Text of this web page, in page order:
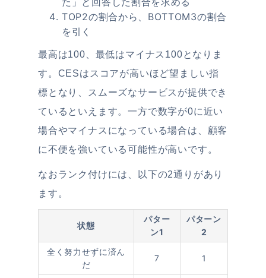
TOP2の割合から、BOTTOM3の割合
を引く
最高は100、最低はマイナス100となりま
す。CESはスコアが高いほど望ましい指
標となり、スムーズなサービスが提供でき
ているといえます。一方で数字が0に近い
場合やマイナスになっている場合は、顧客
に不便を強いている可能性が高いです。
なおランク付けには、以下の2通りがあり
ます。
状態
パター
ン1
パターン
2
全く努力せずに済ん
だ
7 1